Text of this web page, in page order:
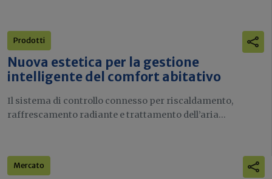
Prodotti
Nuova estetica per la gestione
intelligente del comfort abitativo
Il sistema di controllo connesso per riscaldamento,
raffrescamento radiante e trattamento dell’aria...
Mercato